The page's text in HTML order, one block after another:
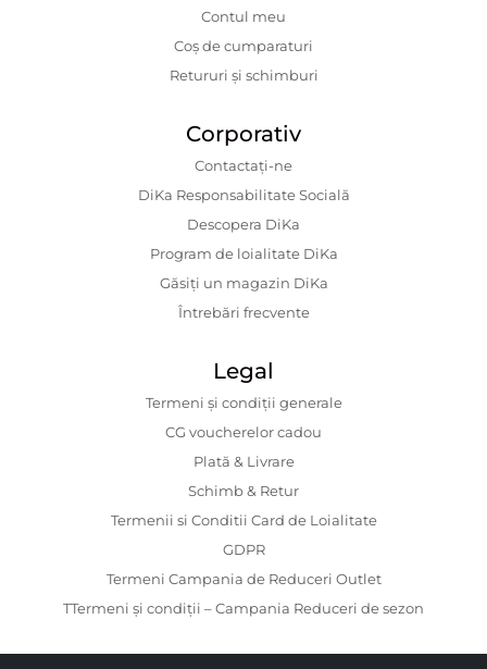
Contul meu
Coș de cumparaturi
Retururi și schimburi
Corporativ
Contactaţi-ne
DiKa Responsabilitate Socială
Descopera DiKa
Program de loialitate DiKa
Găsiți un magazin DiKa
Întrebări frecvente
Legal
Termeni și condiții generale
CG voucherelor cadou
Plată & Livrare
Schimb & Retur
Termenii si Conditii Card de Loialitate
GDPR
Termeni Campania de Reduceri Outlet
TTermeni și condiții – Campania Reduceri de sezon